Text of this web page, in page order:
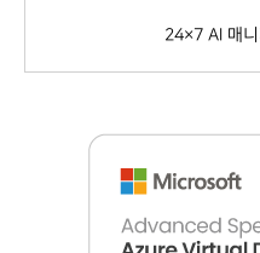
24×7 AI 매